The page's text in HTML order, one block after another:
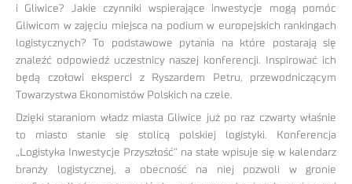
i Gliwice? Jakie czynniki wspierające inwestycje mogą pomóc
Gliwicom w zajęciu miejsca na podium w europejskich rankingach
logistycznych? To podstawowe pytania na które postarają się
znaleźć odpowiedź uczestnicy naszej konferencji. Inspirować ich
będą czołowi eksperci z Ryszardem Petru, przewodniczącym
Towarzystwa Ekonomistów Polskich na czele.
Dzięki staraniom władz miasta Gliwice już po raz czwarty właśnie
to miasto stanie się stolicą polskiej logistyki. Konferencja
„Logistyka Inwestycje Przyszłość” na stałe wpisuje się w kalendarz
branży logistycznej, a obecność na niej pozwoli w gronie